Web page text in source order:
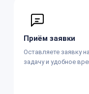
Приём заявки
Оставляете заявку
задачу и удобное